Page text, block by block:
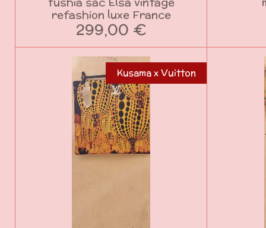
refashion luxe France
299,00 €
Kusama x Vuitton